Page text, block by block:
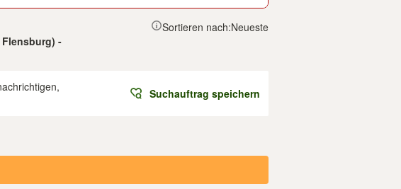
-
Sortieren nach:Neueste
Suchauftrag speichern